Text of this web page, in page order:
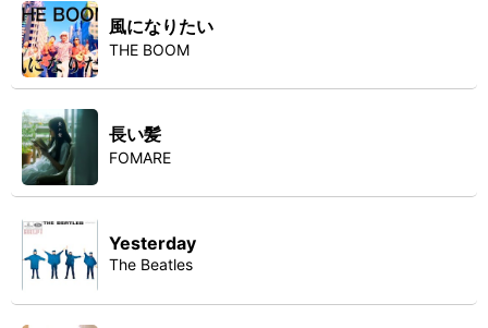
風になりたい
THE BOOM
長い髪
FOMARE
Yesterday
The Beatles